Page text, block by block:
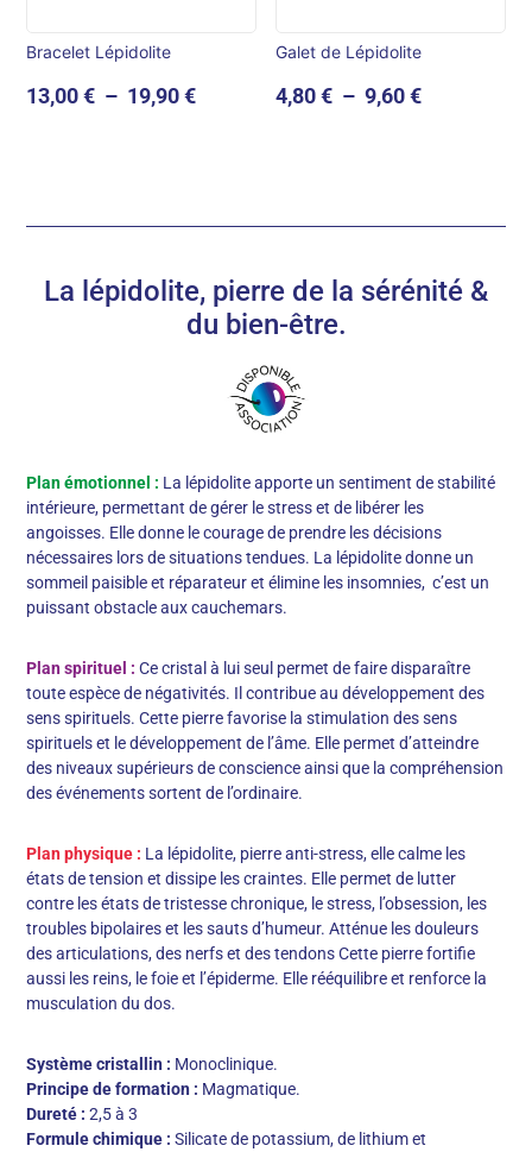
Bracelet Lépidolite
13,00€ – 19,90€Plage
Galet de Lépidolite
4,80€ – 9,60€Plage
La lépidolite, pierre de la sérénité &
du bien-être.
Plan émotionnel : La lépidolite apporte un sentiment de stabilité
intérieure, permettant de gérer le stress et de libérer les
angoisses. Elle donne le courage de prendre les décisions
nécessaires lors de situations tendues. La lépidolite donne un
sommeil paisible et réparateur et élimine les insomnies, c’est un
puissant obstacle aux cauchemars.
Plan spirituel : Ce cristal à lui seul permet de faire disparaître
toute espèce de négativités. Il contribue au développement des
sens spirituels. Cette pierre favorise la stimulation des sens
spirituels et le développement de l’âme. Elle permet d’atteindre
des niveaux supérieurs de conscience ainsi que la compréhension
des événements sortent de l’ordinaire.
Plan physique : La lépidolite, pierre anti-stress, elle calme les
états de tension et dissipe les craintes. Elle permet de lutter
contre les états de tristesse chronique, le stress, l’obsession, les
troubles bipolaires et les sauts d’humeur. Atténue les douleurs
des articulations, des nerfs et des tendons Cette pierre fortifie
aussi les reins, le foie et l’épiderme. Elle rééquilibre et renforce la
musculation du dos.
Système cristallin : Monoclinique.
Principe de formation : Magmatique.
Dureté : 2,5 à 3
Formule chimique : Silicate de potassium, de lithium et